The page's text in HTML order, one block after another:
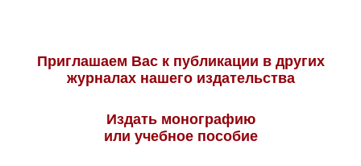
Приглашаем Вас к публикации в других
журналах нашего издательства
Издать монографию
или учебное пособие